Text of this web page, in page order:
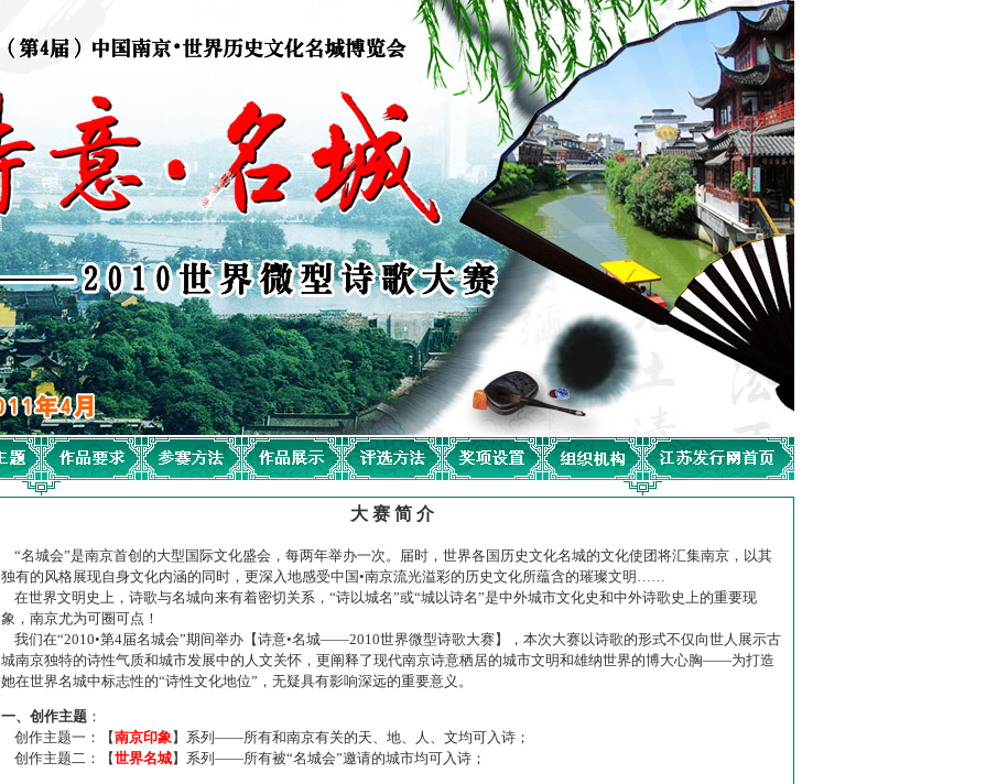
大 赛 简 介
“名城会”是南京首创的大型国际文化盛会，每两年举办一次。届时，世界各国历史文化名城的文化使团将汇集南京，以其
独有的风格展现自身文化内涵的同时，更深入地感受中国•南京流光溢彩的历史文化所蕴含的璀璨文明……
在世界文明史上，诗歌与名城向来有着密切关系，“诗以城名”或“城以诗名”是中外城市文化史和中外诗歌史上的重要现
象，南京尤为可圈可点！
我们在“2010•第4届名城会”期间举办【诗意•名城——2010世界微型诗歌大赛】，本次大赛以诗歌的形式不仅向世人展示古
城南京独特的诗性气质和城市发展中的人文关怀，更阐释了现代南京诗意栖居的城市文明和雄纳世界的博大心胸——为打造
她在世界名城中标志性的“诗性文化地位”，无疑具有影响深远的重要意义。
一、创作主题 ：
创作主题一：【南京印象】系列——所有和南京有关的天、地、人、文均可入诗；
创作主题二：【世界名城】系列——所有被“名城会”邀请的城市均可入诗；